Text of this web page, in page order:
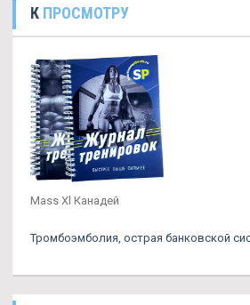
К ПРОСМОТРУ
Mass Xl Канадей
Тромбоэмболия, острая банковской